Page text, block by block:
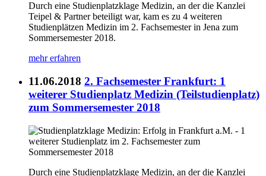
Durch eine Studienplatzklage Medizin, an der die Kanzlei
Teipel & Partner beteiligt war, kam es zu 4 weiteren
Studienplätzen Medizin im 2. Fachsemester in Jena zum
Sommersemester 2018.
mehr erfahren
11.06.2018 2. Fachsemester Frankfurt: 1
weiterer Studienplatz Medizin (Teilstudienplatz)
zum Sommersemester 2018
Durch eine Studienplatzklage Medizin, an der die Kanzlei